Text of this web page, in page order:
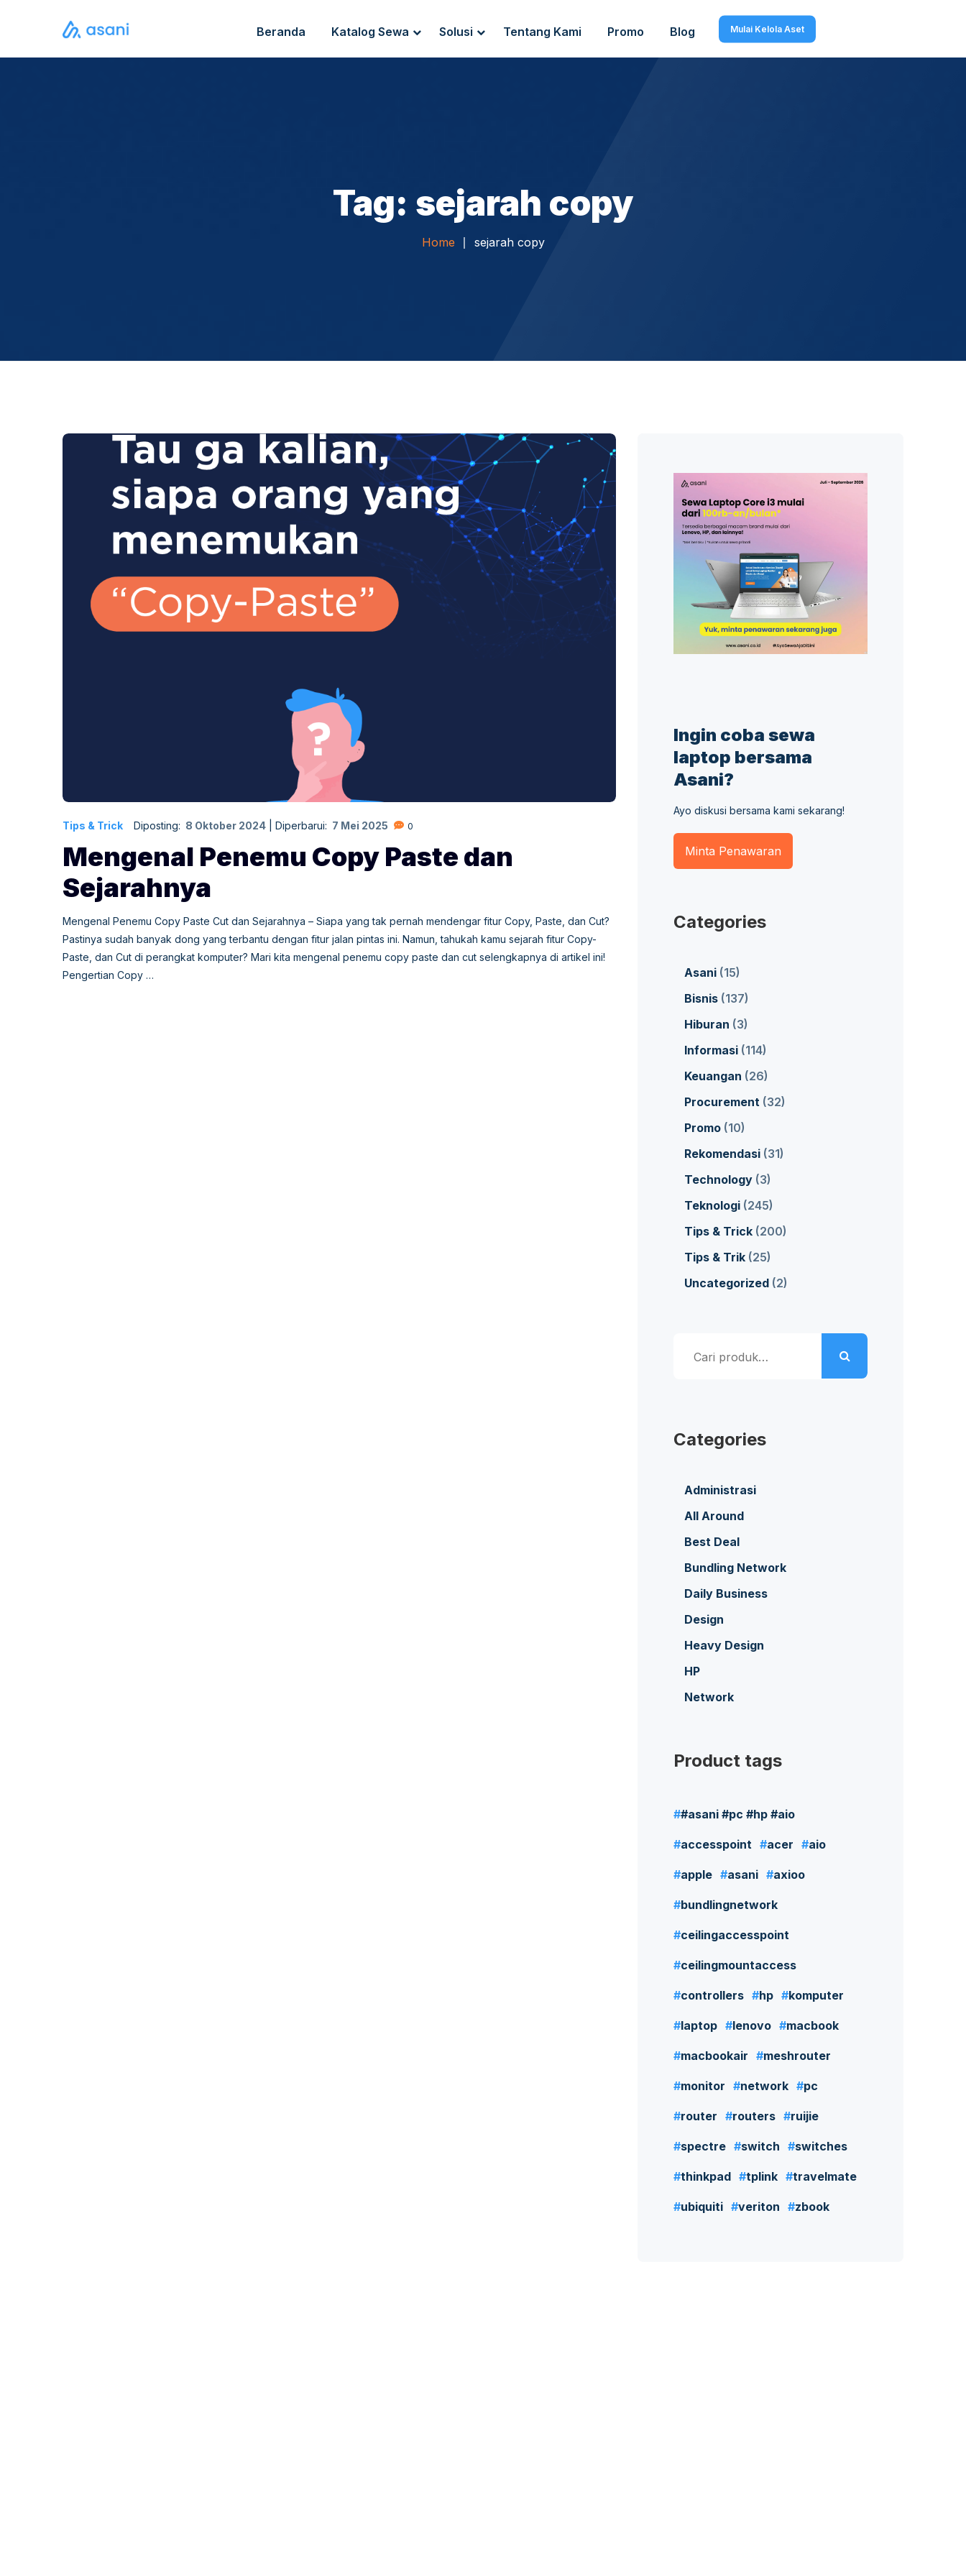
Beranda Katalog Sewa Solusi Tentang Kami Promo Blog Mulai Kelola Aset
Tag: sejarah copy
Home sejarah copy
Tips & Trick Diposting: 8 Oktober 2024 Diperbarui: 7 Mei 2025 0
Mengenal Penemu Copy Paste dan
Sejarahnya
Mengenal Penemu Copy Paste Cut dan Sejarahnya – Siapa yang tak pernah mendengar fitur Copy, Paste, dan Cut?
Pastinya sudah banyak dong yang terbantu dengan fitur jalan pintas ini. Namun, tahukah kamu sejarah fitur Copy-
Paste, dan Cut di perangkat komputer? Mari kita mengenal penemu copy paste dan cut selengkapnya di artikel ini!
Pengertian Copy …
Ingin coba sewa
laptop bersama
Asani?
Ayo diskusi bersama kami sekarang!
Minta Penawaran
Categories
Asani (15)
Bisnis (137)
Hiburan (3)
Informasi (114)
Keuangan (26)
Procurement (32)
Promo (10)
Rekomendasi (31)
Technology (3)
Teknologi (245)
Tips & Trick (200)
Tips & Trik (25)
Uncategorized (2)
untuk:
Categories
Administrasi
All Around
Best Deal
Bundling Network
Daily Business
Design
Heavy Design
HP
Network
Product tags
#asani #pc #hp #aio
accesspoint acer aio
apple asani axioo
bundlingnetwork
ceilingaccesspoint
ceilingmountaccess
controllers hp komputer
laptop lenovo macbook
macbookair meshrouter
monitor network pc
router routers ruijie
spectre switch switches
thinkpad tplink travelmate
ubiquiti veriton zbook